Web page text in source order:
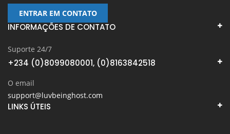
ENTRAR EM CONTATO
INFORMAÇÕES DE CONTATO
Suporte 24/7
+234 (0)8099080001, (0)8163842518
O email
support@luvbeinghost.com
LINKS ÚTEIS